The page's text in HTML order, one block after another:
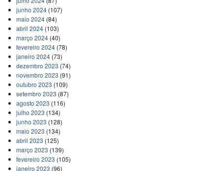
junho 2024(107)
maio 2024(84)
abril 2024(103)
março 2024(40)
fevereiro 2024(78)
janeiro 2024(73)
dezembro 2023 (74)
novembro 2023 (91)
outubro 2023 (109)
setembro 2023 (87)
agosto 2023 (116)
julho 2023 (134)
junho 2023 (128)
maio 2023 (134)
abril 2023 (125)
março 2023 (139)
fevereiro 2023 (105)
janeiro 2023 (96)